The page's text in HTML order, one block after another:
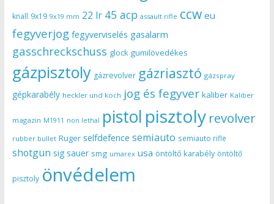
knall 9x19 9x19 mm 22 lr 45 acp assault rifle ccw eu
fegyverjog fegyverviselés gasalarm
gasschreckschuss glock gumilövedékes
gázpisztoly gázrevolver gázriasztó gázspray
gépkarabély heckler und koch jog és fegyver kaliber Kaliber
magazin M1911 non lethal pistol pisztoly revolver
rubber bullet Ruger selfdefence semiauto semiauto rifle
shotgun sig sauer smg umarex usa öntöltő karabély öntöltő
pisztoly önvédelem